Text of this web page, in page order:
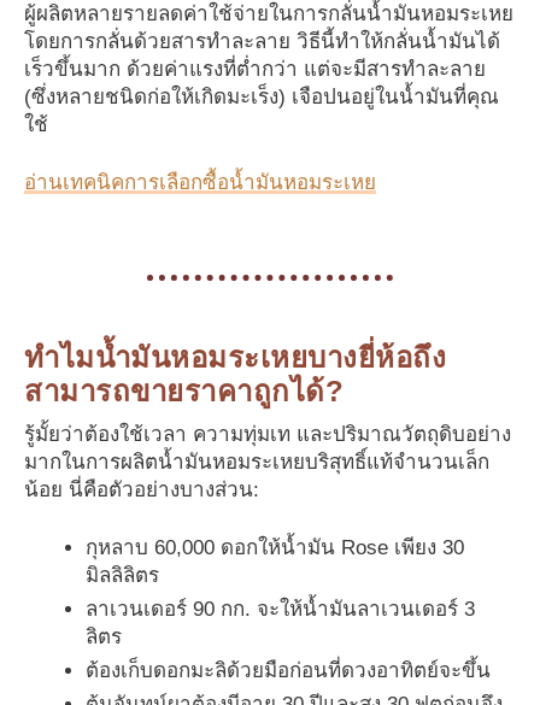
ผู้ผลิตหลายรายลดค่าใช้จ่ายในการกลั่นน้ำมันหอมระเหย
โดยการกลั่นด้วยสารทำละลาย วิธีนี้ทำให้กลั่นน้ำมันได้
เร็วขึ้นมาก ด้วยค่าแรงที่ต่ำกว่า แต่จะมีสารทำละลาย
(ซึ่งหลายชนิดก่อให้เกิดมะเร็ง) เจือปนอยู่ในน้ำมันที่คุณ
ใช้
อ่านเทคนิคการเลือกซื้อน้ำมันหอมระเหย
ทำไมน้ำมันหอมระเหยบางยี่ห้อถึง
สามารถขายราคาถูกได้?
รู้มั้ยว่าต้องใช้เวลา ความทุ่มเท และปริมาณวัตถุดิบอย่าง
มากในการผลิตน้ำมันหอมระเหยบริสุทธิ์แท้จำนวนเล็ก
น้อย นี่คือตัวอย่างบางส่วน:
กุหลาบ 60,000 ดอกให้น้ำมัน Rose เพียง 30
มิลลิลิตร
ลาเวนเดอร์ 90 กก. จะให้น้ำมันลาเวนเดอร์ 3
ลิตร
ต้องเก็บดอกมะลิด้วยมือก่อนที่ดวงอาทิตย์จะขึ้น